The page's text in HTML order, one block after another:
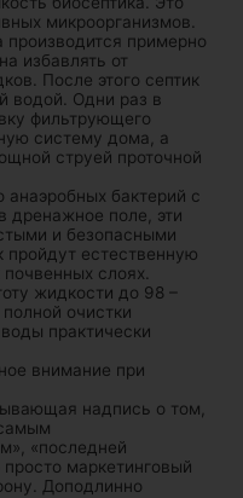
микроорганизмов.
производится примерно
избавлять от
После этого септик
водой. Одни раз в
фильтрующего
систему дома, а
струей проточной
бактерий с
поле, эти
и безопасными
естественную
слоях.
жидкости до 98 –
очистки
практически
внимание при
надпись о том,
«последней
просто маркетинговый
Доподлинно